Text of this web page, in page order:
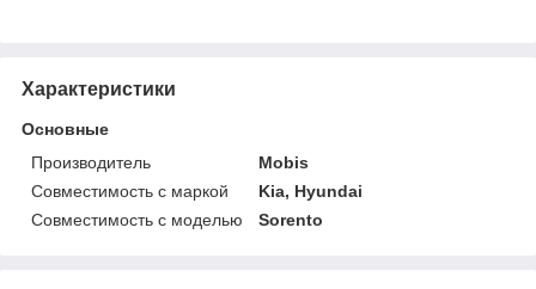
Характеристики
Основные
Производитель
Mobis
Совместимость с маркой
Kia, Hyundai
Совместимость с моделью
Sorento